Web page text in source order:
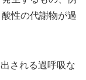
性の代謝物が過
される過呼吸な